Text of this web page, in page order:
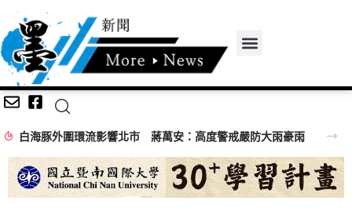
白海豚外圍環流影響北市 蔣萬安：高度警戒嚴防大雨豪雨